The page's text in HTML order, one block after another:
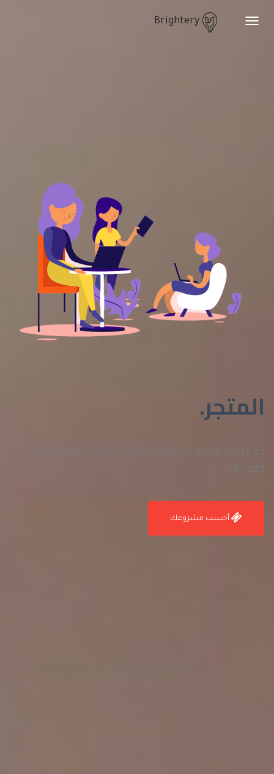
Toggle
Brightery
المتجر.
جد كل ما تريد من منتجات برايتري أو قم بحسابة مشروع
خاص بك
أحسب مشروعك